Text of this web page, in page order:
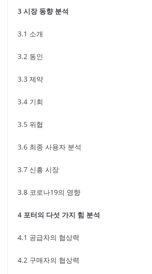
3 시장 동향 분석
3.1 소개
3.2 동인
3.3 제약
3.4 기회
3.5 위협
3.6 최종 사용자 분석
3.7 신흥 시장
3.8 코로나19의 영향
4 포터의 다섯 가지 힘 분석
4.1 공급자의 협상력
4.2 구매자의 협상력